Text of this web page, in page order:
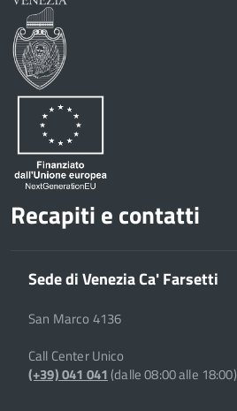
Recapiti e contatti
Sede di Venezia Ca' Farsetti
San Marco 4136
Call Center Unico
(+39) 041 041(dalle 08:00 alle 18:00)